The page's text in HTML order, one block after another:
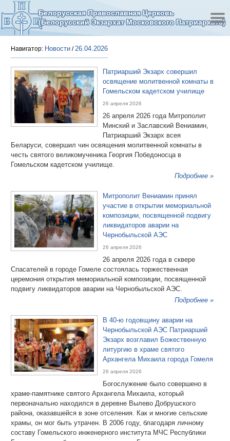
Белорусская Православная Церковь
(Белорусский Экзархат Московского Патриархата)
Навигатор: Новости /26.04.2026
Патриарший Экзарх совершил
освящение молитвенной комнаты в
Гомельском кадетском училище
26 апреля 2026
26 апреля 2026 года Митрополит
Минский и Заславский Вениамин,
Патриарший Экзарх всея
Беларуси, совершил чин освящения молитвенной комнаты в
честь святого великомученика Георгия Победоносца в
Гомельском кадетском училище.
Подробнее »
Митрополит Вениамин принял
участие в открытии мемориальной
композиции, посвященной подвигу
ликвидаторов аварии на
Чернобыльской АЭС
26 апреля 2026
26 апреля 2026 года в сквере
Спасателей в городе Гомеле состоялась торжественная
церемония открытия мемориальной композиции, посвященной
подвигу ликвидаторов аварии на Чернобыльской АЭС.
Подробнее »
В 40-ю годовщину аварии на
Чернобыльской АЭС Патриарший
Экзарх возглавил Божественную
литургию в храме святого
Архангела Михаила города Гомеля
26 апреля 2026
Богослужение было совершено в
храме-памятнике святого Архангела Михаила, который
первоначально находился в деревне Вылево Добрушского
района, оказавшейся в зоне отселения. Как и многие сельские
храмы, он мог быть утрачен. В 2006 году, благодаря личному
составу Гомельского инженерного института МЧС Республики